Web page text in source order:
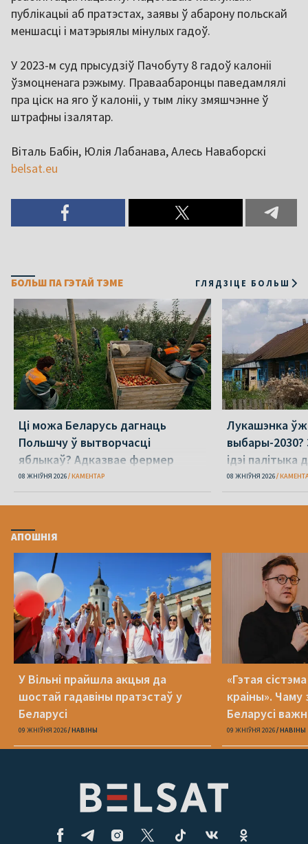
публікацыі аб пратэстах, заявы ў абарону польскай
меншасці і матэрыялы мінулых гадоў.
У 2023-м суд прысудзіў Пачобуту 8 гадоў калоніі
ўзмоцненага рэжыму. Праваабаронцы паведамлялі
пра ціск на яго ў калоніі, у тым ліку змяшчэнне ў
штрафны ізалятар.
Віталь Бабін, Юлія Лабанава, Алесь Наваборскі
belsat.eu
БОЛЬШ ПА ГЭТАЙ ТЭМЕ ГЛЯДЗІЦЕ БОЛЬШ
Ці можа Беларусь дагнаць
Польшчу ў вытворчасці
яблыкаў? Адказвае фермер
08 ЖНІЎНЯ 2026 КАМЕНТАР
Лукашэнка
выбары-
ідэі палітыка
08 ЖНІЎНЯ 2026
АПОШНІЯ
У Вільні прайшла акцыя да
шостай гадавіны пратэстаў у
Беларусі
09 ЖНІЎНЯ 2026 НАВІНЫ
«Гэтая
краіны». Чаму
Беларусі
міжнародным
09 ЖНІЎНЯ 2026 НАВІНЫ